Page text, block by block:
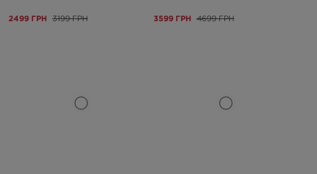
2499 ГРН 3199 ГРН 3599 ГРН 4699 ГРН